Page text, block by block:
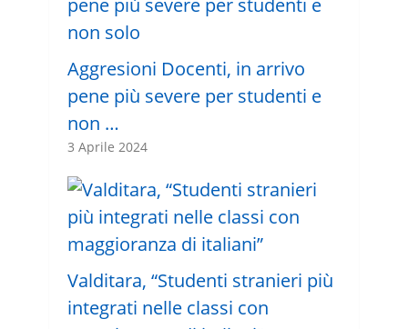
Aggresioni Docenti, in arrivo
pene più severe per studenti e
non …
3 Aprile 2024
Valditara, “Studenti stranieri più
integrati nelle classi con